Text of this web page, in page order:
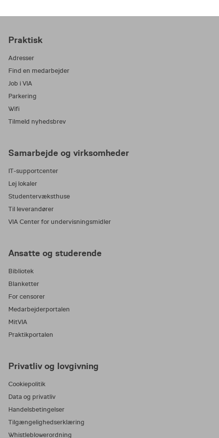
hen? Så send en mail til
87 55 19 00.
Praktisk
Adresser
Find en medarbejder
Job i VIA
Parkering
Wifi
Tilmeld nyhedsbrev
Samarbejde og virksomheder
IT-supportcenter
Lej lokaler
Studentervæksthuse
Til leverandører
VIA Center for undervisningsmidler
Ansatte og studerende
Bibliotek
Blanketter
For censorer
Medarbejderportalen
MitVIA
Praktikportalen
Privatliv og lovgivning
Cookiepolitik
Data og privatliv
Handelsbetingelser
Tilgængelighedserklæring
Whistleblowerordning